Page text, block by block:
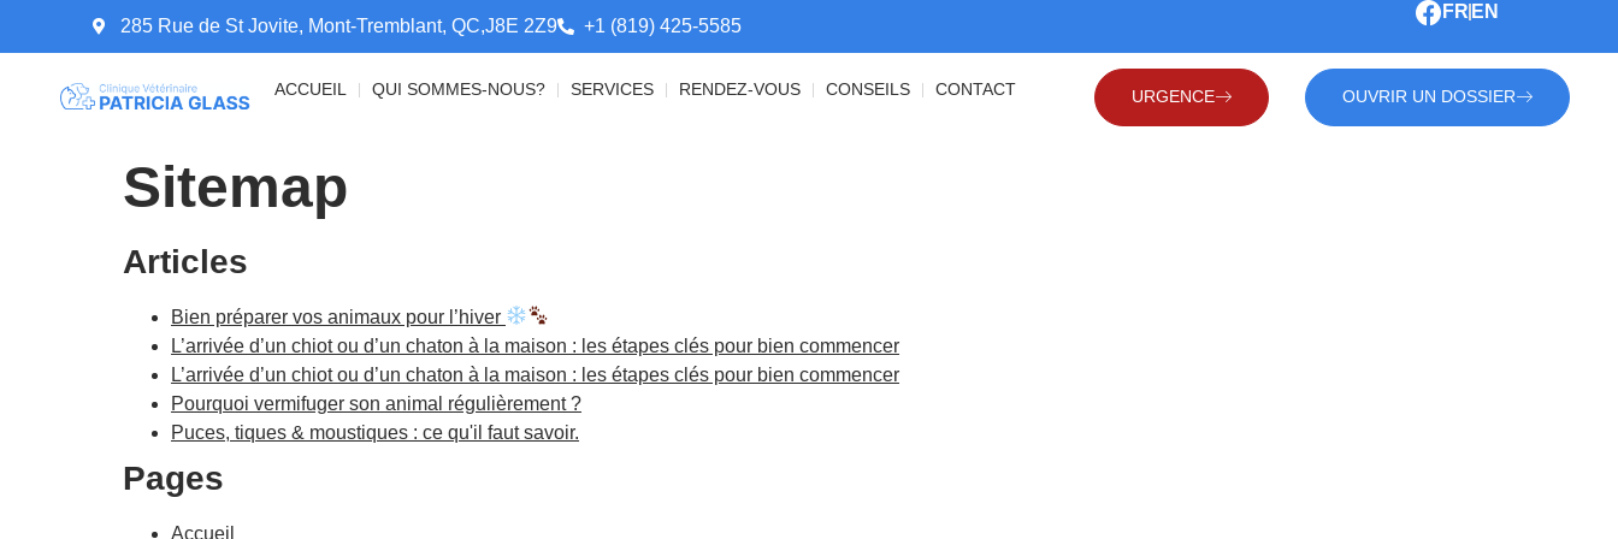
285 Rue de St Jovite, Mont-Tremblant, QC,J8E 2Z9 +1 (819) 425-5585
FR EN
ACCUEIL QUI SOMMES-NOUS? SERVICES RENDEZ-VOUS CONSEILS CONTACT URGENCE OUVRIR UN DOSSIER
Sitemap
Articles
Bien préparer vos animaux pour l’hiver
L’arrivée d’un chiot ou d’un chaton à la maison : les étapes clés pour bien commencer
L’arrivée d’un chiot ou d’un chaton à la maison : les étapes clés pour bien commencer
Pourquoi vermifuger son animal régulièrement ?
Puces, tiques & moustiques : ce qu'il faut savoir.
Pages
Accueil